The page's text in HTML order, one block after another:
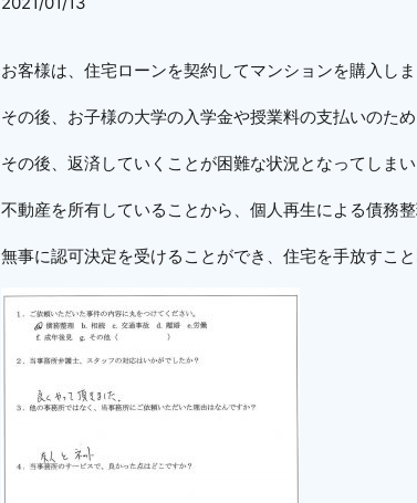
お客様は、住宅ローンを契約してマンションを購入しま
その後、お子様の大学の入学金や授業料の支払いのた
その後、返済していくことが困難な状況となってしま
不動産を所有していることから、個人再生による債務
無事に認可決定を受けることができ、住宅を手放すこ